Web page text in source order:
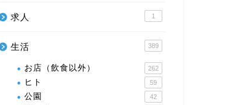
求人 1
生活 389
お店（飲食以外） 262
ヒト 59
公園 42